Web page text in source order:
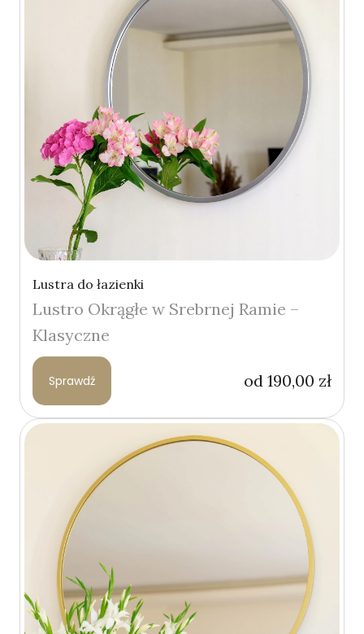
Lustra do łazienki
Lustro Okrągłe w Srebrnej Ramie –
Klasyczne
Sprawdź od 190,00 zł